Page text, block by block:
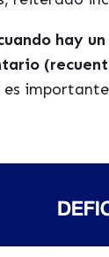
hay
es